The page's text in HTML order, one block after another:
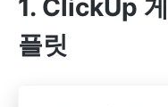
1. ClickUp
플릿